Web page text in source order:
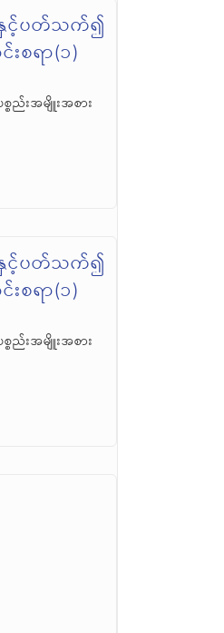
းနှင့်ပတ်သက်၍
းစရာ(၁)
ည်းအမျိူးအစား
းနှင့်ပတ်သက်၍
းစရာ(၁)
ည်းအမျိူးအစား